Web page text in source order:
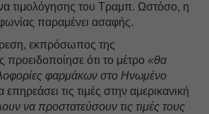
τιμολόγησης του Τραμπ. Ωστόσο, η
παραμένει ασαφής.
εκπρόσωπος της
προειδοποίησε ότι το μέτρο «θα
φαρμάκων στο Ηνωμένο
τις τιμές στην αμερικανική
να προστατεύσουν τις τιμές τους